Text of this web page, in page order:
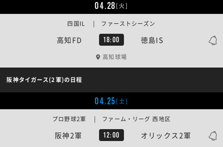
04.28[火]
高知FD 18:00 徳島IS
四国IL | ファーストシーズン
高知球場
阪神タイガース(2軍)の日程
04.25[土]
阪神2軍 12:00 オリックス2軍
プロ野球2軍 | ファーム・リーグ 西地区